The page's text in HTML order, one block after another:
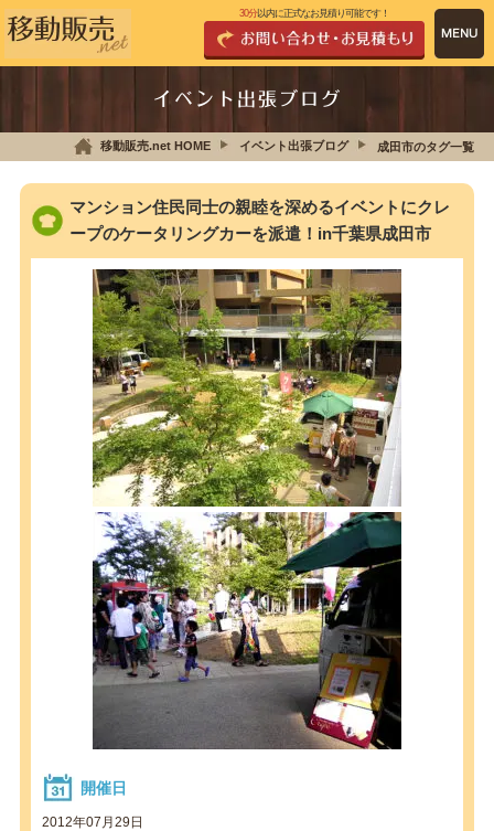
30分以内に正式なお見積り可能です！
イベント出張ブログ
移動販売.net HOME イベント出張ブログ 成田市のタグ一覧
マンション住民同士の親睦を深めるイベントにクレ
ープのケータリングカーを派遣！in千葉県成田市
開催日
2012年07月29日